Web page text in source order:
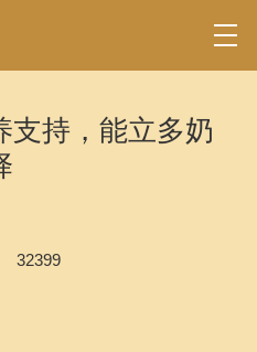
支持，能立多奶
32399